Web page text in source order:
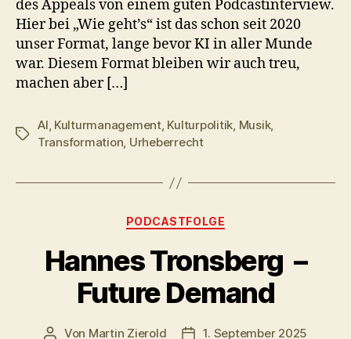
des Appeals von einem guten Podcastinterview.
Hier bei „Wie geht’s“ ist das schon seit 2020
unser Format, lange bevor KI in aller Munde
war. Diesem Format bleiben wir auch treu,
machen aber […]
Schlagwörter
AI, Kulturmanagement, Kulturpolitik, Musik,
Transformation, Urheberrecht
Kategorien
PODCASTFOLGE
Hannes Tronsberg –
Future Demand
Beitragsautor
Von Martin Zierold Veröffentlichungsdatum
1. September 2025